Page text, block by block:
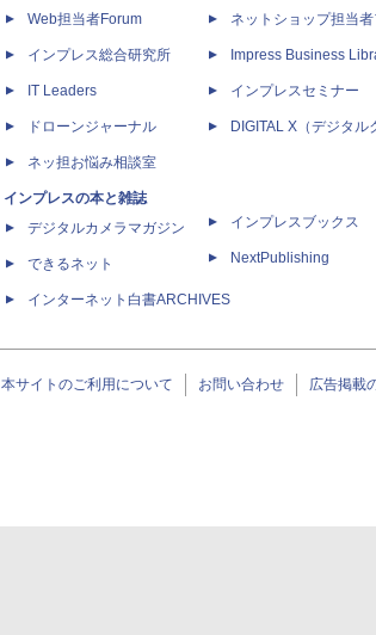
Web担当者Forum
インプレス総合研究所
IT Leaders
ドローンジャーナル
ネッ担お悩み相談室
インプレスの本と雑誌
デジタルカメラマガジン
できるネット
インターネット白書ARCHIVES
ネットショップ担当
Impress Business
インプレスセミナー
DIGITAL X（デジタル
インプレスブックス
NextPublishing
本サイトのご利用について お問い合わせ 広告掲載